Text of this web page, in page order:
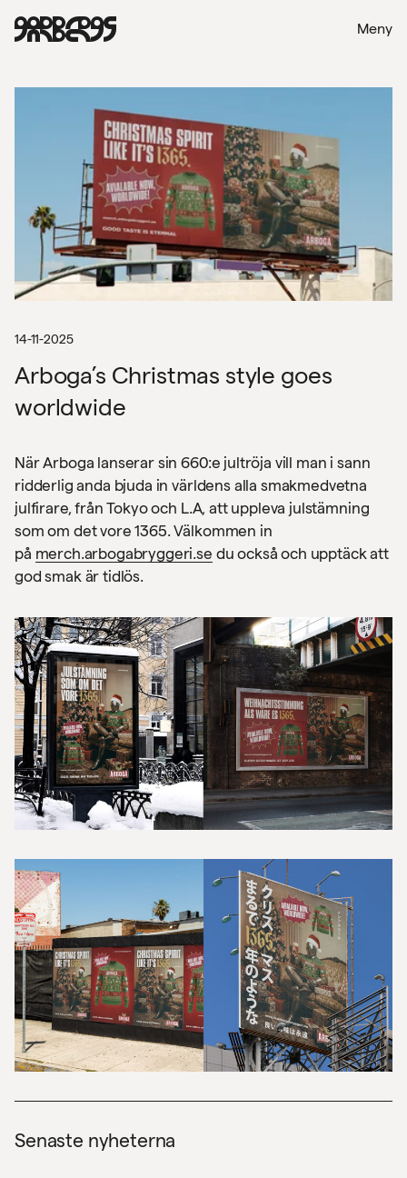
Meny
14-11-2025
Arboga’s Christmas style goes
worldwide
När Arboga lanserar sin 660:e jultröja vill man i sann
ridderlig anda bjuda in världens alla smakmedvetna
julfirare, från Tokyo och L.A, att uppleva julstämning
som om det vore 1365. Välkommen in
på merch.arbogabryggeri.se du också och upptäck att
god smak är tidlös.
Senaste nyheterna